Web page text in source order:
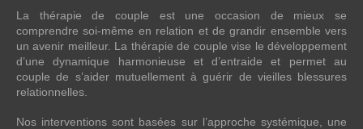
La thérapie de couple est une occasion de mieux se
comprendre soi-même en relation et de grandir ensemble vers
un avenir meilleur. La thérapie de couple vise le développement
d’une dynamique harmonieuse et d’entraide et permet au
couple de s’aider mutuellement à guérir de vieilles blessures
relationnelles.
Nos interventions sont basées sur l’approche systémique, une